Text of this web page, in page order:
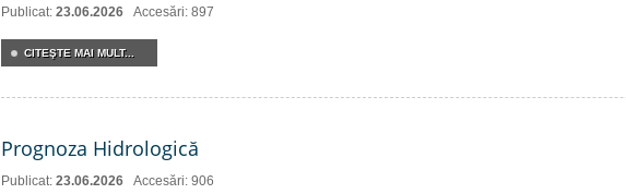
Publicat: 23.06.2026 Accesări: 897
CITEŞTE MAI MULT...
Prognoza Hidrologică
Publicat: 23.06.2026 Accesări: 906